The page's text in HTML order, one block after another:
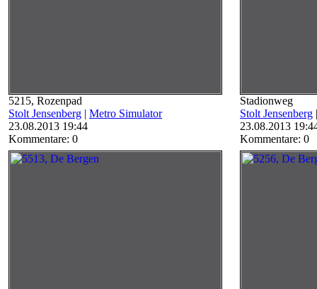
5215, Rozenpad
Stolt Jensenberg | Metro Simulator
23.08.2013 19:44
Kommentare: 0
Stadionweg
Stolt Jensenberg
23.08.2013
Kommentare: 0